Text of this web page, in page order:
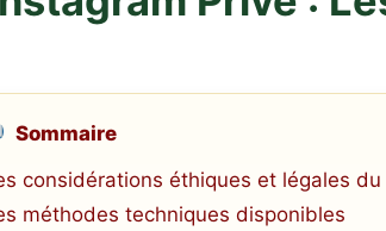
Sommaire
considérations éthiques et légales
méthodes techniques disponibles